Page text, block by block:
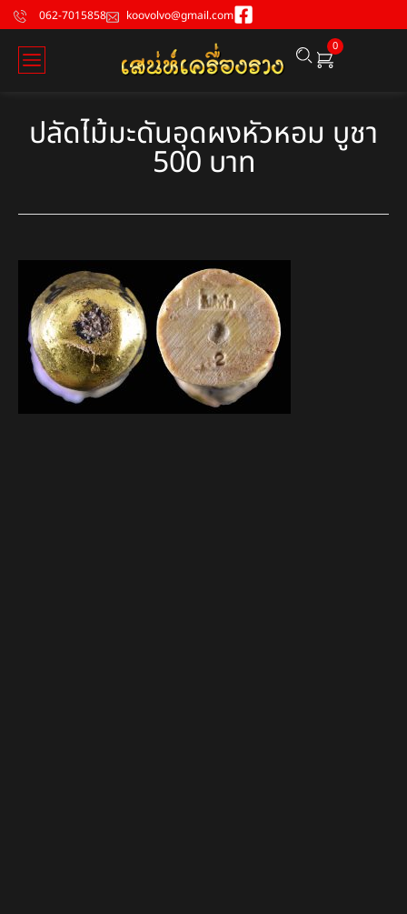
062-7015858 koovolvo@gmail.com
0
ปลัดไม้มะดันอุดผงหัวหอม บูชา
500 บาท